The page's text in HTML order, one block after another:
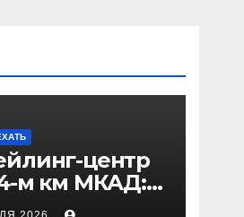
центр
м км МКАД:
и проезд